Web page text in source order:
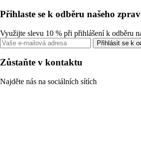
Přihlaste se k odběru našeho
Využijte slevu 10 % při přihlášení k odběru
Přihlásit se k
Zůstaňte v kontaktu
Najděte nás na sociálních sítích